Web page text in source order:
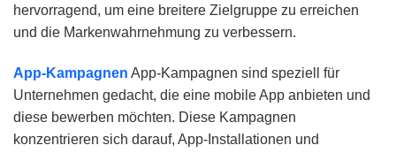
hervorragend, um eine breitere Zielgruppe zu erreichen
und die Markenwahrnehmung zu verbessern.
App-Kampagnen App-Kampagnen sind speziell für
Unternehmen gedacht, die eine mobile App anbieten und
diese bewerben möchten. Diese Kampagnen
konzentrieren sich darauf, App-Installationen und